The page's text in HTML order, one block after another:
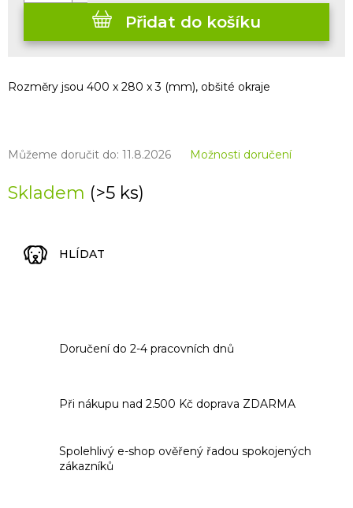
Skladem (>5 ks)
Můžeme doručit do: 11.8.2026 Možnosti doručení
Přidat do košíku
Rozměry jsou 400 x 280 x 3 (mm), obšité okraje
HLÍDAT
Doručení do 2-4 pracovních dnů
Při nákupu nad 2.500 Kč doprava ZDARMA
Spolehlivý e-shop ověřený řadou spokojených
zákazníků